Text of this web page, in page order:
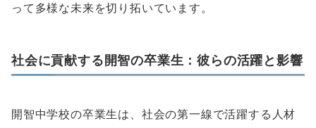
って多様な未来を切り拓いています。
社会に貢献する開智の卒業生：彼らの活躍と影響
開智中学校の卒業生は、社会の第一線で活躍する人材